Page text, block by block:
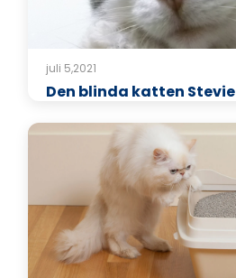
juli 5,2021
Den blinda katten Stevie